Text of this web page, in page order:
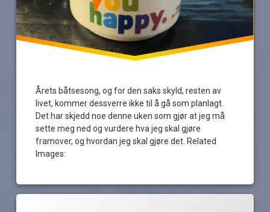
Årets båtsesong, og for den saks skyld, resten av
livet, kommer dessverre ikke til å gå som planlagt.
Det har skjedd noe denne uken som gjør at jeg må
sette meg ned og vurdere hva jeg skal gjøre
framover, og hvordan jeg skal gjøre det. Related
Images:
skuffet